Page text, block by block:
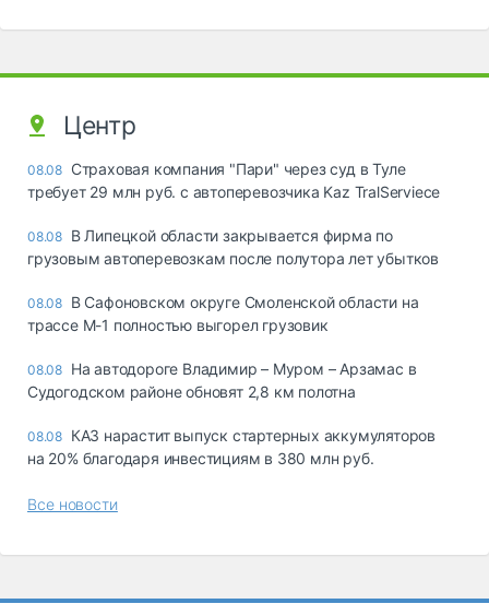
Центр
08.08 Страховая компания "Пари" через суд в Туле
требует 29 млн руб. с автоперевозчика Kaz TralServiece
08.08 В Липецкой области закрывается фирма по
грузовым автоперевозкам после полутора лет убытков
08.08 В Сафоновском округе Смоленской области на
трассе М-1 полностью выгорел грузовик
08.08 На автодороге Владимир – Муром – Арзамас в
Судогодском районе обновят 2,8 км полотна
08.08 КАЗ нарастит выпуск стартерных аккумуляторов
на 20% благодаря инвестициям в 380 млн руб.
Все новости